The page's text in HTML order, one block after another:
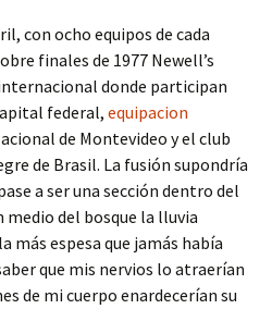
con ocho equipos de cada
finales de 1977 Newell’s
donde participan
federal, equipacion
de Montevideo y el club
de Brasil. La fusión supondría
a ser una sección dentro del
medio del bosque la lluvia
más espesa que jamás había
que mis nervios lo atraerían
de mi cuerpo enardecerían su